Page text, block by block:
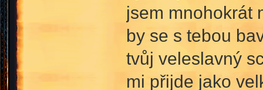
jsem mnohokrát
by se s tebou
tvůj veleslavný
mi přijde jako